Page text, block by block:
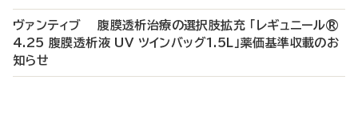
ヴァンティブ 腹膜透析治療の選択肢拡充 「レギュニール®
4.25 腹膜透析液 UV ツインバッグ1.5L」薬価基準収載のお
知らせ